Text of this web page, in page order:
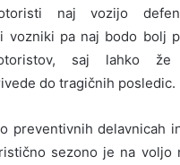
naj vozijo
vozniki pa naj bodo bolj
saj lahko že
do tragičnih posledic.
preventivnih delavnicah
sezono je na voljo